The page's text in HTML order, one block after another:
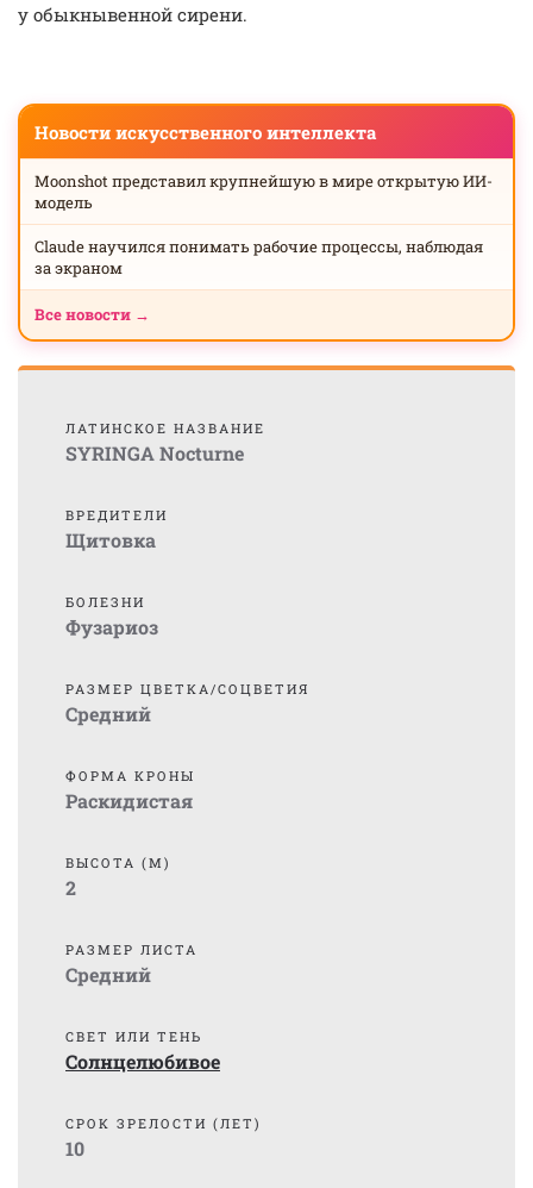
у обыкнывенной сирени.
Новости искусственного интеллекта
Moonshot представил крупнейшую в мире открытую ИИ-
модель
Claude научился понимать рабочие процессы, наблюдая
за экраном
Все новости →
ЛАТИНСКОЕ НАЗВАНИЕ
SYRINGA Nocturne
ВРЕДИТЕЛИ
Щитовка
БОЛЕЗНИ
Фузариоз
РАЗМЕР ЦВЕТКА/СОЦВЕТИЯ
Средний
ФОРМА КРОНЫ
Раскидистая
ВЫСОТА (М)
2
РАЗМЕР ЛИСТА
Средний
СВЕТ ИЛИ ТЕНЬ
Солнцелюбивое
СРОК ЗРЕЛОСТИ (ЛЕТ)
10